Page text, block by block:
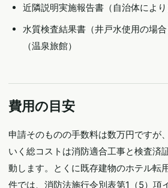
近隣説明実施報告書（自治体によ
水質検査結果書（井戸水使用の場
（温泉旅館）
費用の目安
申請そのものの手数料は数万円ですが
いく総コストは消防適合工事と検査済
動します。とくに既存建物のホテル転
件では、消防法施行令別表第1（5）項